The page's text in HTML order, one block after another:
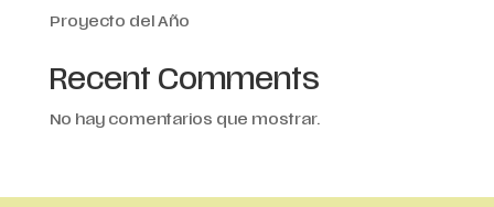
Proyecto del Año
Recent Comments
No hay comentarios que mostrar.